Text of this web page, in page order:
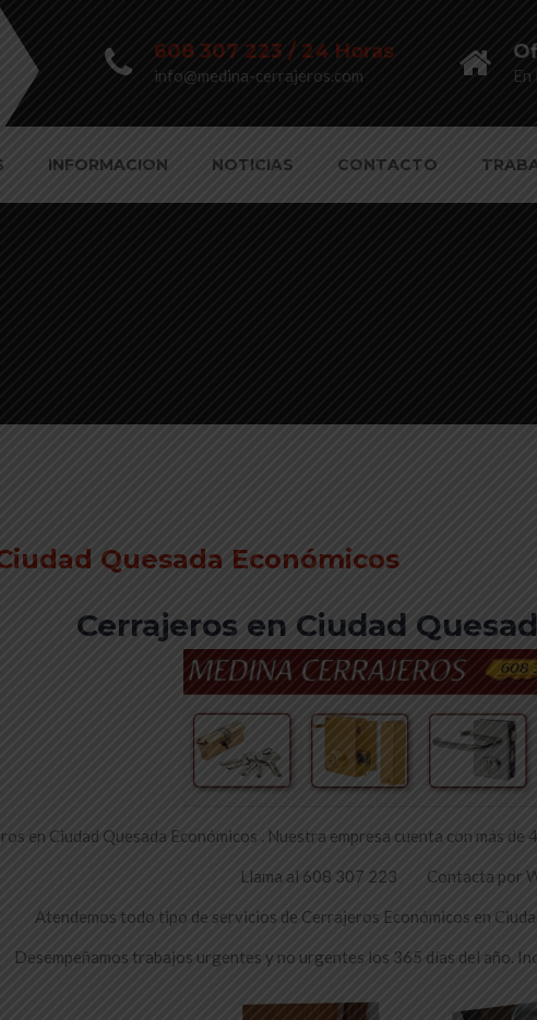
608 307 223 / 24 Horas
info@medina-cerrajeros.com
INFORMACION NOTICIAS CONTACTO
Quesada Económicos
Cerrajeros en Ciudad
en Ciudad Quesada Económicos . Nuestra empresa cuenta con más
Llama al 608 307 223 Contacta por
Atendemos todo tipo de servicios de Cerrajeros Económicos en
Desempeñamos trabajos urgentes y no urgentes los 365 días del año.